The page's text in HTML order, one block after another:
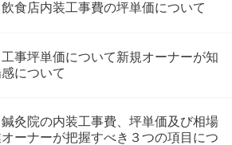
食店内装工事費の坪単価について
事坪単価について新規オーナーが知
について
灸院の内装工事費、坪単価及び相場
ーナーが把握すべき３つの項目につ